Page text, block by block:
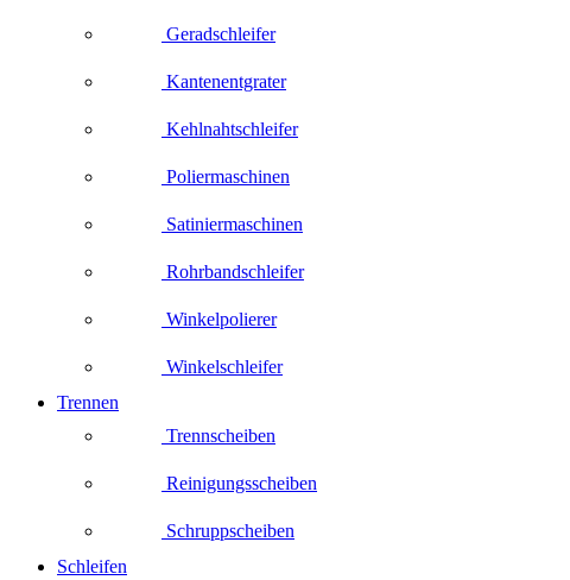
Geradschleifer
Kantenentgrater
Kehlnahtschleifer
Poliermaschinen
Satiniermaschinen
Rohrbandschleifer
Winkelpolierer
Winkelschleifer
Trennen
Trennscheiben
Reinigungsscheiben
Schruppscheiben
Schleifen